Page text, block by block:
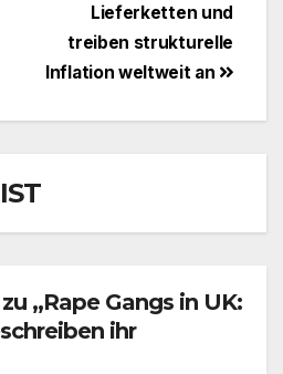
Lieferketten und
treiben strukturelle
Inflation weltweit an
„Rape Gangs in UK:
ihr